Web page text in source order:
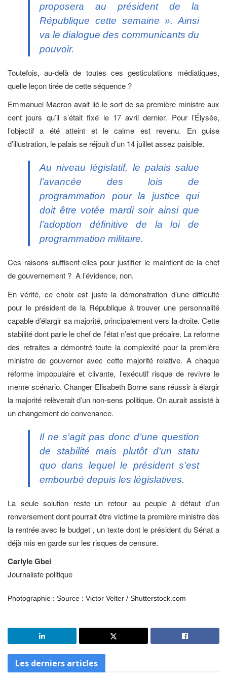
proposera au président de la
République cette semaine ». Ainsi
va le dialogue des communicants du
pouvoir.
Toutefois, au-delà de toutes ces gesticulations médiatiques,
quelle leçon tirée de cette séquence ?
Emmanuel Macron avait lié le sort de sa première ministre aux
cent jours qu’il s’était fixé le 17 avril dernier. Pour l’Élysée,
l’objectif a été atteint et le calme est revenu. En guise
d’illustration, le palais se réjouit d’un 14 juillet assez paisible.
Au niveau législatif, le palais salue
l’avancée des lois de
programmation pour la justice qui
doit être votée mardi soir ainsi que
l’adoption définitive de la loi de
programmation militaire.
Ces raisons suffisent-elles pour justifier le maintient de la chef
de gouvernement ? A l’évidence, non.
En vérité, ce choix est juste la démonstration d’une difficulté
pour le président de la République à trouver une personnalité
capable d’élargir sa majorité, principalement vers la droite. Cette
stabilité dont parle le chef de l’état n’est que précaire. La reforme
des retraites a démontré toute la complexité pour la première
ministre de gouverner avec cette majorité relative. A chaque
reforme impopulaire et clivante, l’exécutif risque de revivre le
meme scénario. Changer Elisabeth Borne sans réussir à élargir
la majorité relèverait d’un non-sens politique. On aurait assisté à
un changement de convenance.
Il ne s’agit pas donc d’une question
de stabilité mais plutôt d’un statu
quo dans lequel le président s’est
embourbé depuis les législatives.
La seule solution reste un retour au peuple à défaut d’un
renversement dont pourrait être victime la première ministre dès
la rentrée avec le budget , un texte dont le président du Sénat a
déjà mis en garde sur les risques de censure.
Carlyle Gbei
Journaliste politique
Photographie : Source : Victor Velter / Shutterstock.com
Les derniers articles